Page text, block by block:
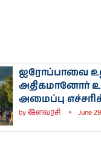
ஐரோப்பாவை
அதிகமானோர்
அமைப்பு
byஇளவரசி June